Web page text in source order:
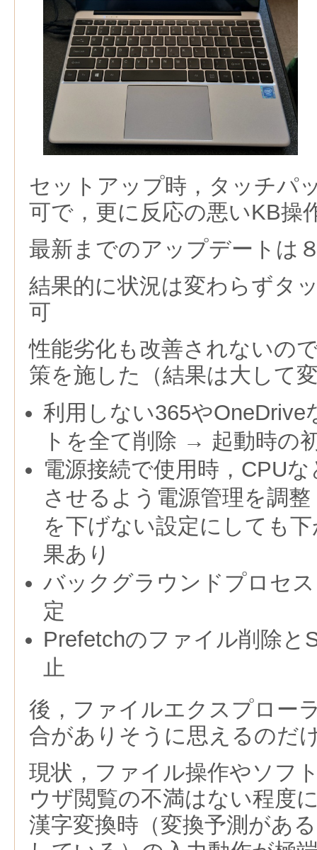
セットアップ時，タッチパ
可で，更に反応の悪いKB操
最新までのアップデートは
結果的に状況は変わらずタ
可
性能劣化も改善されないの
策を施した（結果は大して
利用しない365や
トを全て削除 → 起動時の
電源接続で使用時，CPU
させるよう電源管理を調
を下げない設定にしても
果あり
バックグラウンドプロセ
定
Prefetchのファイル削除と
止
後，ファイルエクスプロー
合がありそうに思えるのだ
現状，ファイル操作やソフ
ウザ閲覧の不満はない程度
漢字変換時（変換予測があ